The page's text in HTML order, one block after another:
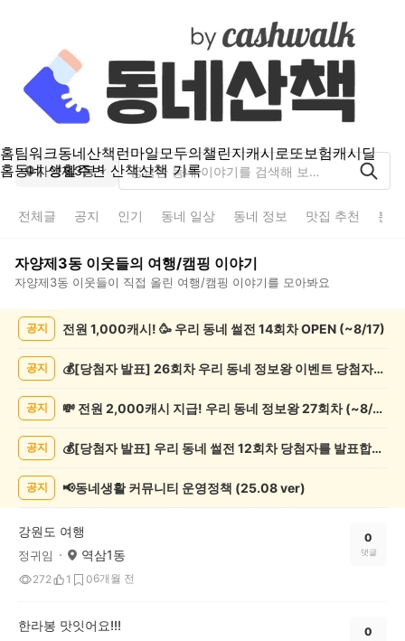
홈팀워크동네산책 런마일모두의챌린지캐시로또보험캐시딜
홈동네 생활주변 산책산책 기록
자양제3동
전체글 공지 인기 동네 일상 동네 정보 맛집 추천 분
자양제3동 이웃들의 여행/캠핑 이야기
자양제3동 이웃들이 직접 올린 여행/캠핑 이야기를 모아봐요
행/
글
공지 전원 1,000캐시! 🥳 우리 동네 썰전 14회차 OPEN (~8/17)
공지 💰[당첨자 발표] 26회차 우리 동네 정보왕 이벤트 당첨자를 발표합니다!
공지 💸 전원 2,000캐시 지급! 우리 동네 정보왕 27회차 (~8/10)
공지 💰[당첨자 발표] 우리 동네 썰전 12회차 당첨자를 발표합니다!
공지 📢동네생활 커뮤니티 운영정책 (25.08 ver)
강원도 여행
정귀임 역삼1동
272 1 06개월 전
0
댓글
한라봉 맛잇어요!!! 0